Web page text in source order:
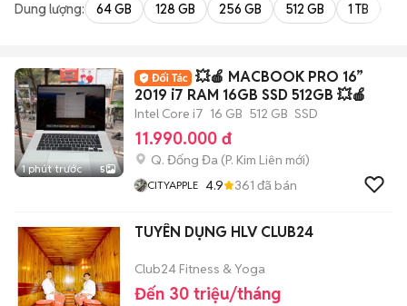
Dung lượng: 64 GB 128 GB 256 GB 512 GB 1 TB
1 phút trước 5
💥🍎 MACBOOK PRO 16”
2019 i7 RAM 16GB SSD 512GB 💥🍎
Intel Core i7 16 GB 512 GB SSD
11.990.000 đ
Q. Đống Đa (P. Kim Liên mới)
CITYAPPLE 4.9 361 đã bán
TUYÊN DỤNG HLV CLUB24
Club24 Fitness & Yoga
Đến 30 triệu/tháng